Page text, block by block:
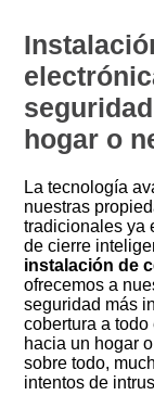
hogar o
La tecnología
nuestras
tradicionales ya
de cierre
instalación de
ofrecemos a
seguridad más
cobertura a
hacia un hogar
sobre todo,
intentos de